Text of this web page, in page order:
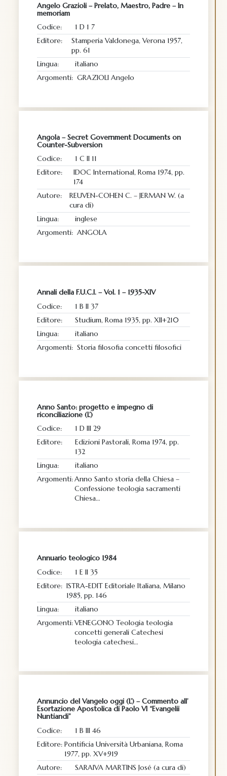
Angelo Grazioli – Prelato, Maestro, Padre – In
memoriam
Codice:
1 D 1 7
Editore:
Stamperia Valdonega, Verona 1957,
pp. 61
Lingua:
italiano
Argomenti: GRAZIOLI Angelo
Angola – Secret Government Documents on
Counter-Subversion
Codice:
1 C II 11
Editore:
IDOC International, Roma 1974, pp.
174
Autore:
REUVEN-COHEN C. – JERMAN W. (a
cura di)
Lingua:
inglese
Argomenti: ANGOLA
Annali della F.U.C.I. – Vol. 1 – 1935-XIV
Codice:
1 B II 37
Editore:
Studium, Roma 1935, pp. XII+210
Lingua:
italiano
Argomenti: Storia filosofia concetti filosofici
Anno Santo: progetto e impegno di
riconciliazione (L’)
Codice:
1 D III 29
Editore:
Edizioni Pastorali, Roma 1974, pp.
132
Lingua:
italiano
Argomenti:Anno Santo storia della Chiesa –
Confessione teologia sacramenti
Chiesa…
Annuario teologico 1984
Codice:
1 E II 35
Editore: ISTRA-EDIT Editoriale Italiana, Milano
1985, pp. 146
Lingua:
italiano
Argomenti:VENEGONO Teologia teologia
concetti generali Catechesi
teologia catechesi…
Annuncio del Vangelo oggi (L’) – Commento all’
Esortazione Apostolica di Paolo VI “Evangelii
Nuntiandi”
Codice:
1 B III 46
Editore: Pontificia Università Urbaniana, Roma
1977, pp. XV+919
Autore:
SARAIVA MARTINS José (a cura di)